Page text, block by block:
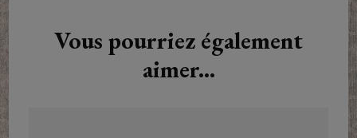
Vous pourriez également
aimer...